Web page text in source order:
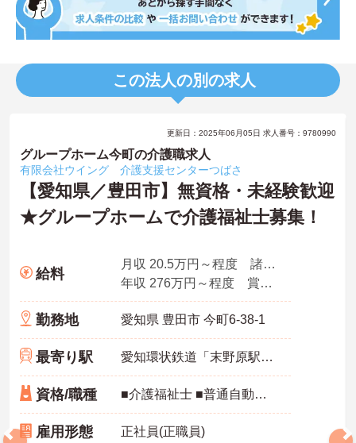
この法人の別の求人
更新日：2025年06月05日 求人番号：9780990
グループホーム今町の介護職求人
有限会社ウイング 介護支援センターつばさ
【愛知県／豊田市】無資格・未経験歓迎
★グループホームで介護福祉士募集！
給料
月収 20.5万円～程度 諸手当込
年収 276万円～程度 賞与込
勤務地 愛知県 豊田市 今町6-38-1
最寄り駅 愛知環状鉄道「末野原駅」バス・車10分
資格/職種 ■介護福祉士 ■普通自動車免許
雇用形態 正社員(正職員)